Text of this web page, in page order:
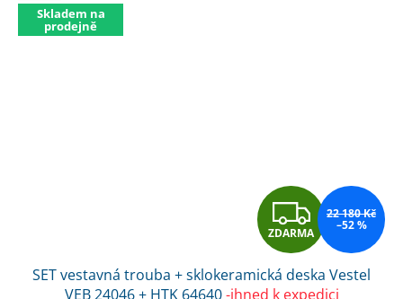
Skladem na
prodejně
Z
D
A
ZDARMA
22 180 Kč
–52 %
SET vestavná trouba + sklokeramická deska Vestel
VEB 24046 + HTK 64640-ihned k expedici